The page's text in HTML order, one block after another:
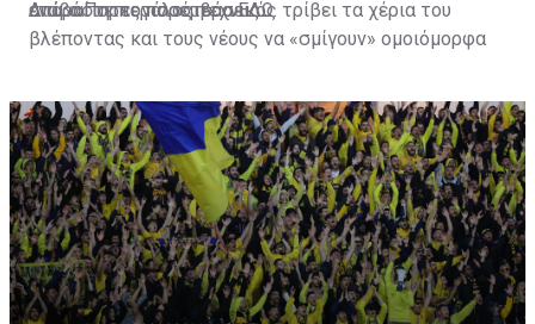
απαραίτητες παρεμβάσεις.
ενώ ο Πορτογάλος τεχνικός τρίβει τα χέρια του
βλέποντας και τους νέους να «σμίγουν» ομοιόμορφα
Διαβάστε περισσότεραΕΔΩ.